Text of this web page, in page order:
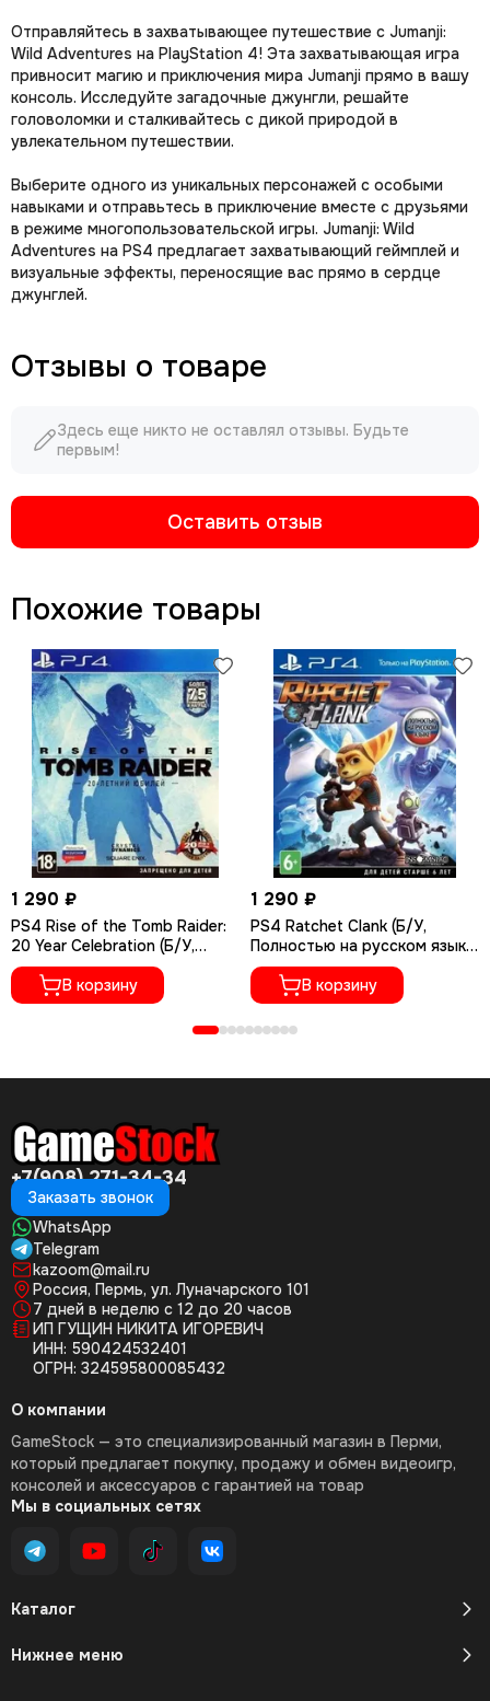
Отправляйтесь в захватывающее путешествие с Jumanji:
Wild Adventures на PlayStation 4! Эта захватывающая игра
привносит магию и приключения мира Jumanji прямо в вашу
консоль. Исследуйте загадочные джунгли, решайте
головоломки и сталкивайтесь с дикой природой в
увлекательном путешествии.
Выберите одного из уникальных персонажей с особыми
навыками и отправьтесь в приключение вместе с друзьями
в режиме многопользовательской игры. Jumanji: Wild
Adventures на PS4 предлагает захватывающий геймплей и
визуальные эффекты, переносящие вас прямо в сердце
джунглей.
Отзывы о товаре
Здесь еще никто не оставлял отзывы. Будьте
первым!
Оставить отзыв
Похожие товары
1 290 ₽
PS4 Rise of the Tomb Raider:
20 Year Celebration (Б/У,
Полностью на русском языке,
CUSA-05716)
В корзину
1 290 ₽
PS4 Ratchet Сlank (Б/У,
Полностью на русском языке,
CUSA-01073)
В корзину
+7(908) 271-34-34
Заказать звонок
WhatsApp
Telegram
kazoom@mail.ru
Россия, Пермь, ул. Луначарского 101
7 дней в неделю с 12 до 20 часов
ИП ГУЩИН НИКИТА ИГОРЕВИЧ
ИНН: 590424532401
ОГРН: 324595800085432
Каталог
Нижнее меню
О компании
GameStock — это специализированный магазин в Перми,
который предлагает покупку, продажу и обмен видеоигр,
консолей и аксессуаров с гарантией на товар
Мы в социальных сетях